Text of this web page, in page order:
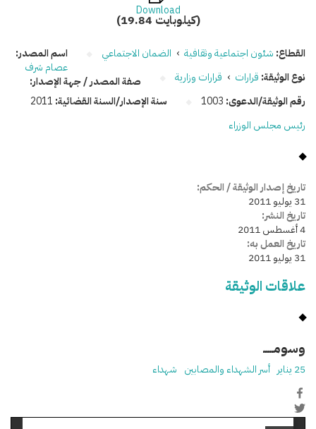
Download
(19.84 كيلوبايت)
القطاع: شئون اجتماعية وثقافية › الضمان الاجتماعي
نوع الوثيقة: قرارات › قرارات وزارية
رقم الوثيقة/الدعوى: 1003 سنة الإصدار/السنة القضائية: 2011
اسم المصدر:
عصام شرف
صفة المصدر / جهة الإصدار:
رئيس مجلس الوزراء
تاريخ إصدار الوثيقة / الحكم:
31 يوليو 2011
تاريخ النشر:
4 أغسطس 2011
تاريخ العمل به:
31 يوليو 2011
علاقات الوثيقة
وسومـــــ
25 يناير أسر الشهداء والمصابين شهداء